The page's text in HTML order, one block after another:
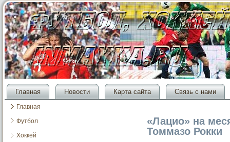
Главная Новости Карта сайта Связь с нами
Главная
Футбол
Хоккей
«Лацио» на
Томмазо Рокки